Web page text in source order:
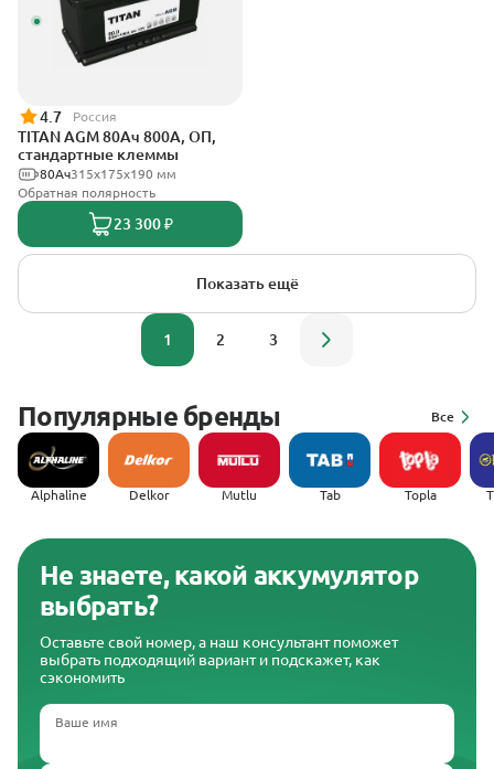
4.7 Россия
TITAN AGM 80Ач 800А, ОП,
стандартные клеммы
315x175x190 мм
80Ач
Обратная полярность
23 300 ₽
Показать ещё
1 2 3
Популярные бренды Все
Alphaline Delkor Mutlu Tab Topla
Не знаете, какой аккумулятор
выбрать?
Оставьте свой номер, а наш консультант поможет
выбрать подходящий вариант и подскажет, как
сэкономить
Ваше имя